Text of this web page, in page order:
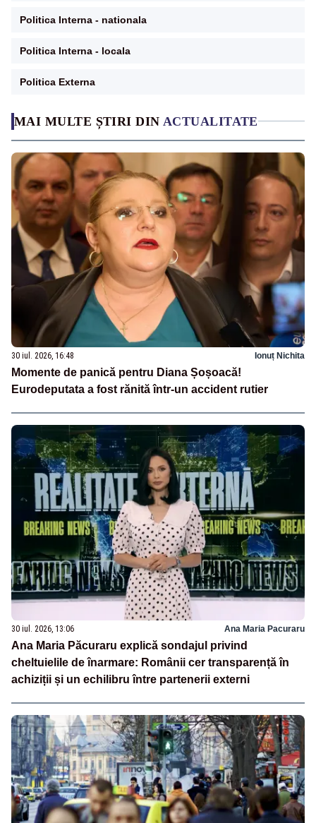
MAI MULTE ȘTIRI DIN ACTUALITATE
30 iul. 2026, 16:48 Ionuț Nichita
Momente de panică pentru Diana Șoșoacă!
Eurodeputata a fost rănită într-un accident rutier
30 iul. 2026, 13:06 Ana Maria Pacuraru
Ana Maria Păcuraru explică sondajul privind
cheltuielile de înarmare: Românii cer transparență în
achiziții și un echilibru între partenerii externi
Politica Interna - nationala
Politica Interna - locala
Politica Externa